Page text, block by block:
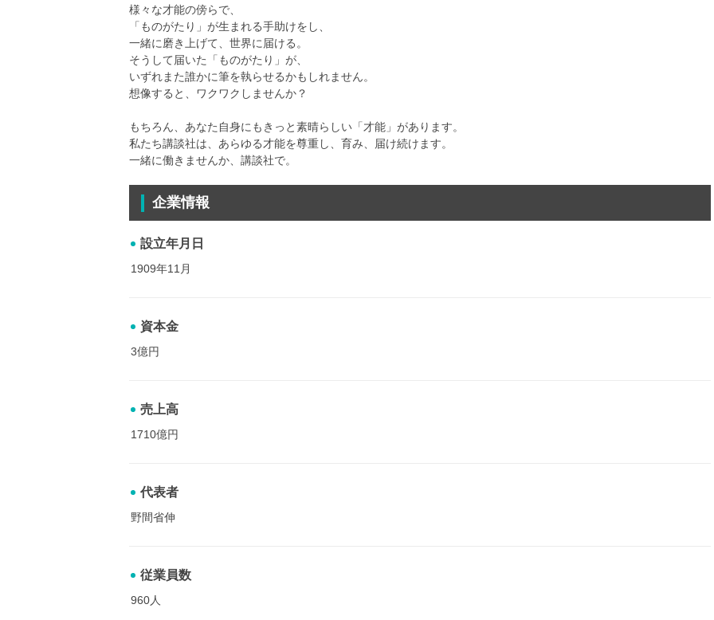
様々な才能の傍らで、
「ものがたり」が生まれる手助けをし、
一緒に磨き上げて、世界に届ける。
そうして届いた「ものがたり」が、
いずれまた誰かに筆を執らせるかもしれません。
想像すると、ワクワクしませんか？
もちろん、あなた自身にもきっと素晴らしい「才能」があります。
私たち講談社は、あらゆる才能を尊重し、育み、届け続けます。
一緒に働きませんか、講談社で。
企業情報
設立年月日
1909年11月
資本金
3億円
売上高
1710億円
代表者
野間省伸
従業員数
960人